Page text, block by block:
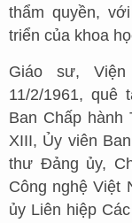
thẩm quyền,
triển của khoa
Giáo sư,
11/2/1961, quê
Ban Chấp
XIII, Ủy viên
thư Đảng ủy,
Công nghệ Việt
ủy Liên hiệp